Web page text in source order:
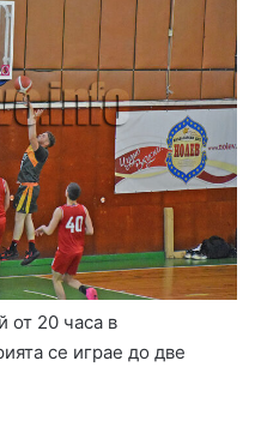
от 20 часа в
се играе до две